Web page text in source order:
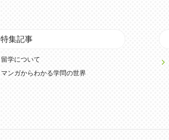
特集記事
留学について
マンガからわかる学問の世界